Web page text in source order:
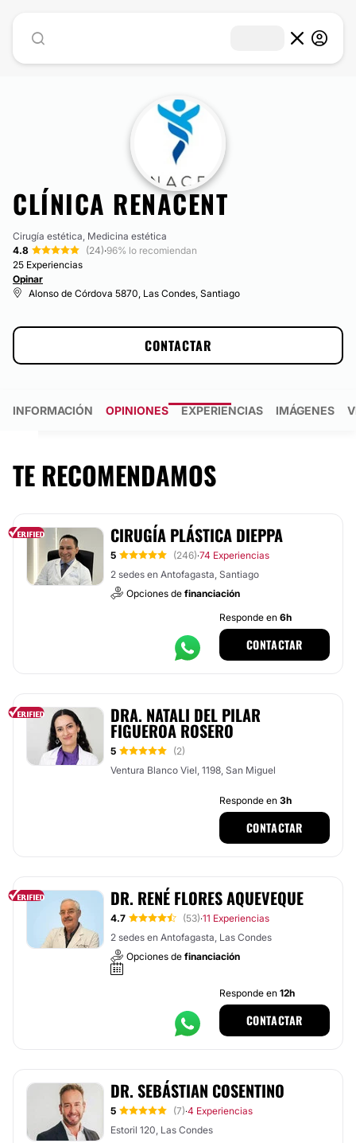
CLÍNICA RENACENT
Cirugía estética, Medicina estética
4.8
(24)·96% lo recomiendan
25 Experiencias
Opinar
Alonso de Córdova 5870, Las Condes, Santiago
CONTACTAR
INFORMACIÓN OPINIONES EXPERIENCIAS IMÁGENES
TE RECOMENDAMOS
CIRUGÍA PLÁSTICA DIEPPA
5 (246)·74 Experiencias
2 sedes en Antofagasta, Santiago
Opciones de financiación
Responde en 6h
CONTACTAR
DRA. NATALI DEL PILAR
FIGUEROA ROSERO
5
(2)
Ventura Blanco Viel, 1198, San Miguel
Responde en 3h
CONTACTAR
DR. RENÉ FLORES AQUEVEQUE
4.7 (53)·11 Experiencias
2 sedes en Antofagasta, Las Condes
Opciones de financiación
Responde en 12h
CONTACTAR
DR. SEBÁSTIAN COSENTINO
5 (7)·4 Experiencias
Estoril 120, Las Condes